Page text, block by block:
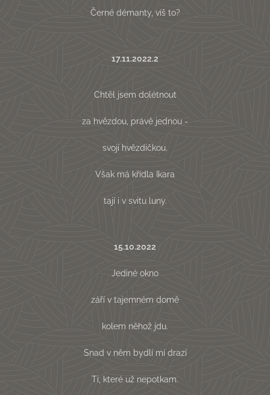
Černé démanty, víš to?
17.11.2022.2
Chtěl jsem dolétnout
za hvězdou, právě jednou -
svojí hvězdičkou.
Však má křídla Ikara
tají i v svitu luny.
15.10.2022
Jediné okno
září v tajemném domě
kolem něhož jdu.
Snad v něm bydlí mí drazí
Ti, které už nepotkam.